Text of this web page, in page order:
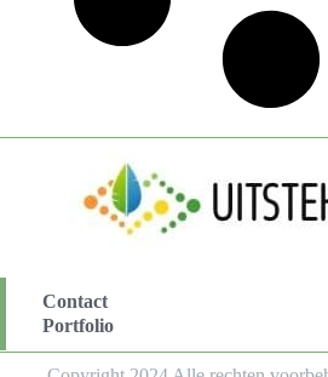
Contact
Portfolio